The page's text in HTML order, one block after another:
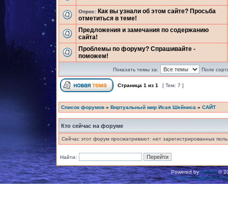
Опрос: Как вы узнали об этом сайте? Просьба
отметиться в теме!
Предложения и замечания по содержанию
сайта!
Проблемы по форуму? Спрашивайте -
поможем!
Показать темы за: Поле
Страница 1 из 1 [ Тем: 7 ]
Список форумов » Виртуальный мир Исая Шейниса » САЙТ
Кто сейчас на форуме
Сейчас этот форум просматривают: нет зарегистрированных
Найти:
Powered byphpBB©
Русская поддержка